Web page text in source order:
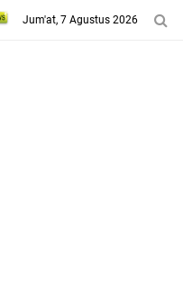
Jum'at, 7 Agustus 2026